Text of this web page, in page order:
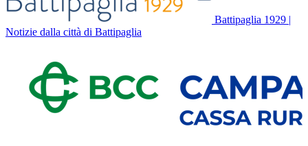
Battipaglia 1929 |
Notizie dalla città di Battipaglia